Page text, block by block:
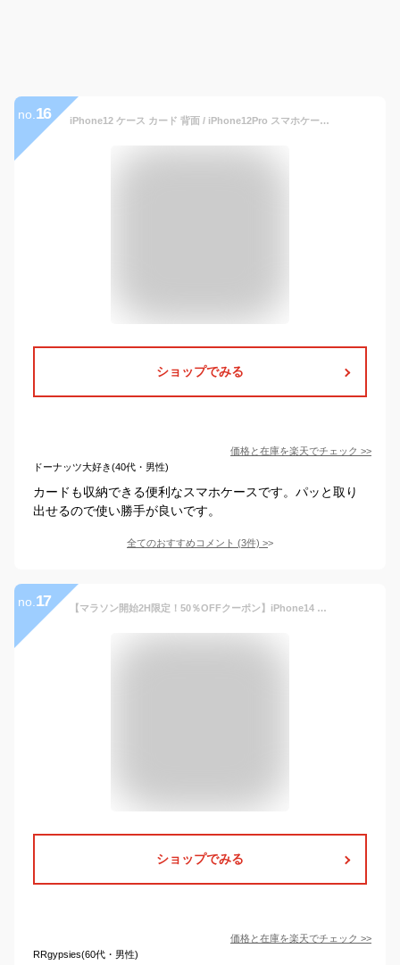
no. 16 iPhone12 ケース カード 背面 / iPhone12Pro スマホケース 本革 背面ケース SLG Design Full Grain Leather Back Case 携帯ケース iPhone 12 Pro アイフォン 12 プロ iPhoneケース ブランド 収納 スマホ カバー 革 レザー おしゃれ メンズ 高級 ハードケース 敬老の日
ショップでみる
価格と在庫を楽天でチェック >>
ドーナッツ大好き(40代・男性)
カードも収納できる便利なスマホケースです。パッと取り
出せるので使い勝手が良いです。
全てのおすすめコメント (3件) >
no. 17 【マラソン開始2H限定！50％OFFクーポン】iPhone14 ケース iPhone 14Pro 14Plus 14ProMax ケース iPhone13 ケース SE 第3世代 13 pro mini promax ケース 背面 iPhone12 手帳型 iPhone11 iPhone SE2 手帳型ケース iPhone11pro スマホケース iPhoneSE2 iphoneケース | se3 ス
ショップでみる
価格と在庫を楽天でチェック >>
RRgypsies(60代・男性)